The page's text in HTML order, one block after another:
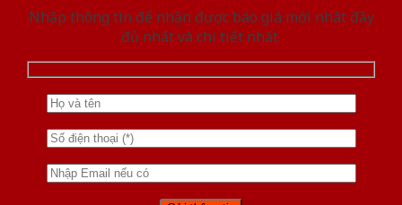
Nhập thông tin để nhận được báo giá mới nhât đầy
đủ nhất và chi tiết nhất.